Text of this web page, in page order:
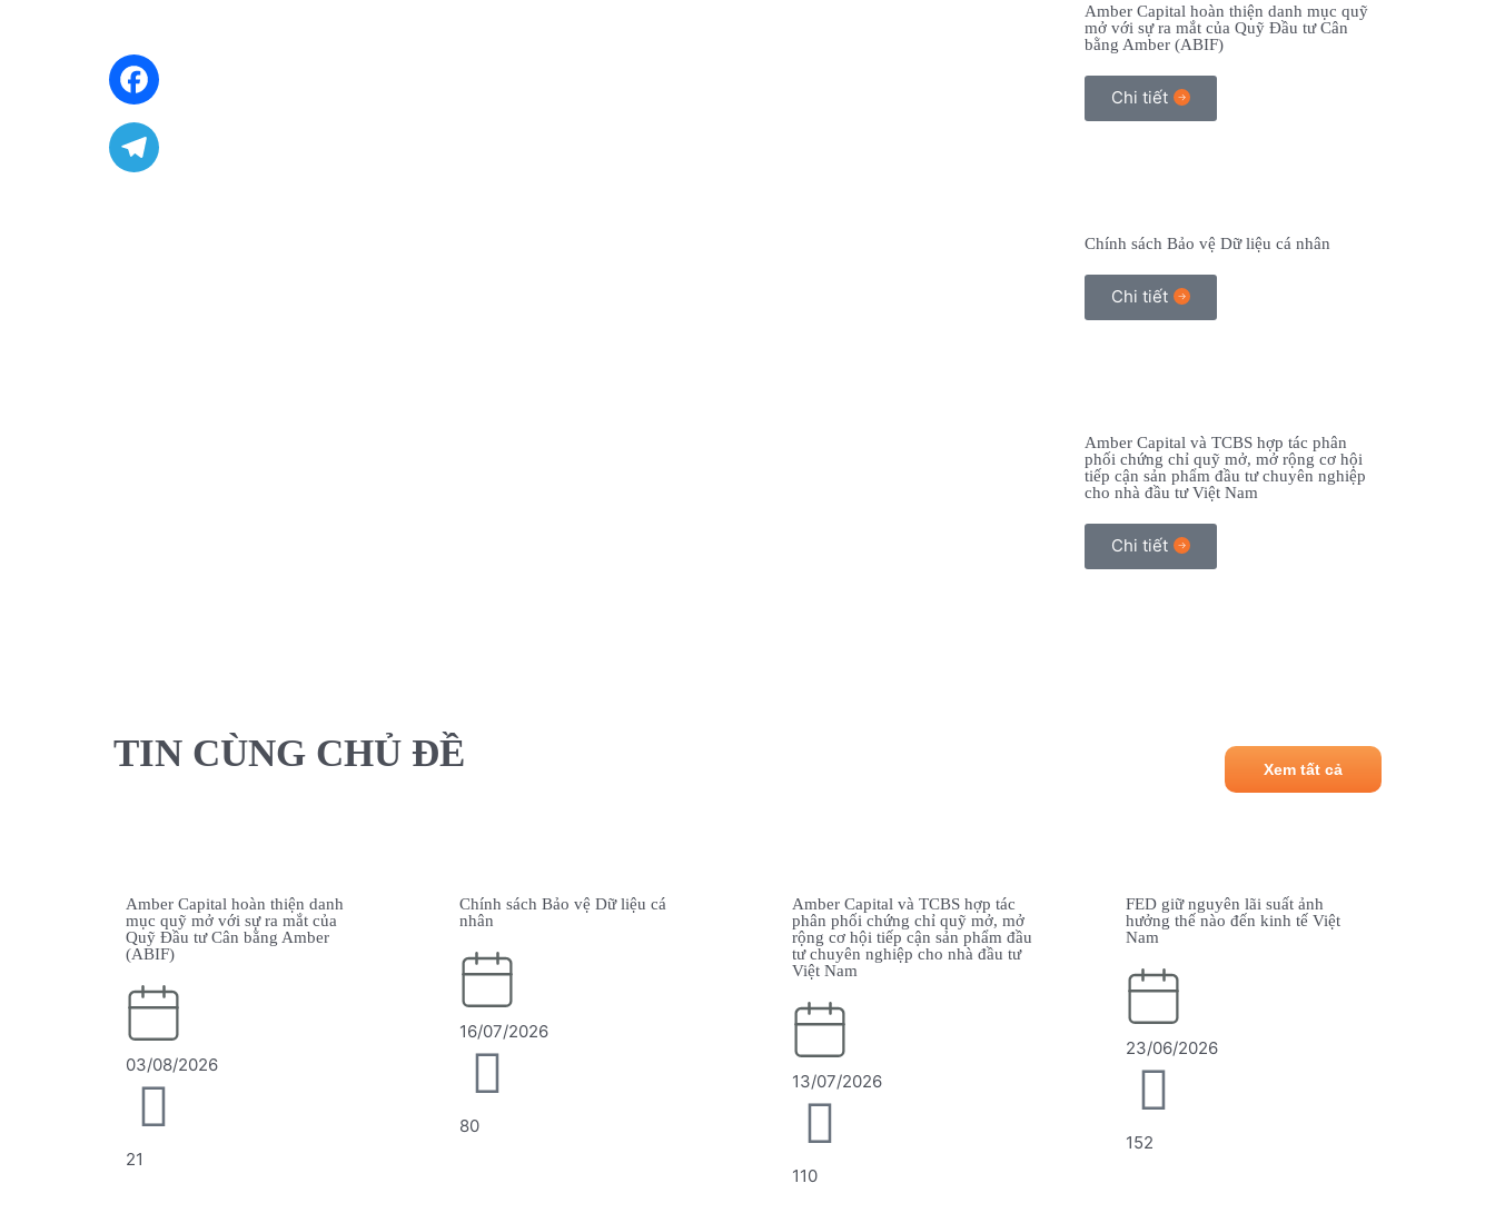
Amber Capital hoàn thiện danh mục quỹ
mở với sự ra mắt của Quỹ Đầu tư Cân
bằng Amber (ABIF)
Chi tiết
Chính sách Bảo vệ Dữ liệu cá nhân
Chi tiết
Amber Capital và TCBS hợp tác phân
phối chứng chỉ quỹ mở, mở rộng cơ hội
tiếp cận sản phẩm đầu tư chuyên nghiệp
cho nhà đầu tư Việt Nam
Chi tiết
TIN CÙNG CHỦ ĐỀ Xem tất cả
Chính sách Bảo vệ Dữ liệu cá
nhân
16/07/2026
80
Amber Capital và TCBS hợp tác
phân phối chứng chỉ quỹ mở, mở
tư chuyên nghiệp cho nhà đầu tư
Việt Nam
FED giữ nguyên lãi suất ảnh
hưởng thế nào đến kinh tế Việt
Nam
23/06/2026
152
BỐI CẢNH VĨ MÔ VÀ TÁC
ĐỘNG ĐẾN THỊ TRƯỜNG THU
NHẬP CỐ ĐỊNH (FIXED